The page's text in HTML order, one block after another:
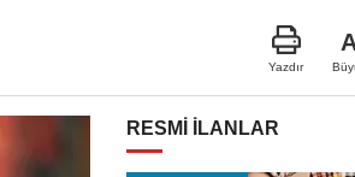
Yazdır
RESMİ İLANLAR